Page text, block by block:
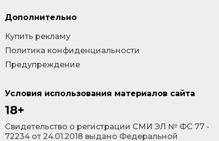
Условия использования материалов сайта
18+
Cвидетельство о регистрации СМИ ЭЛ № ФС 77 -
72234 от 24.01.2018 выдано Федеральной
Дополнительно
Купить рекламу
Политика конфиденциальности
Предупреждение